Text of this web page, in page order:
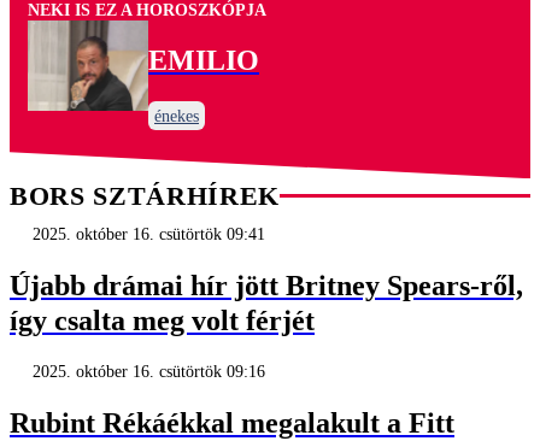
NEKI IS EZ A HOROSZKÓPJA
EMILIO
énekes
BORS SZTÁRHÍREK
2025. október 16. csütörtök 09:41
Újabb drámai hír jött Britney Spears-ről,
így csalta meg volt férjét
2025. október 16. csütörtök 09:16
Rubint Rékáékkal megalakult a Fitt